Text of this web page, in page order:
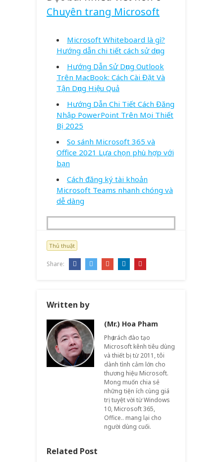
Chuyên trang Microsoft
Microsoft Whiteboard là gì?
Hướng dẫn chi tiết cách sử dụng
Hướng Dẫn Sử Dụng Outlook
Trên MacBook: Cách Cài Đặt Và
Tận Dụng Hiệu Quả
Hướng Dẫn Chi Tiết Cách Đăng
Nhập PowerPoint Trên Mọi Thiết
Bị 2025
So sánh Microsoft 365 và
Office 2021 Lựa chọn phù hợp với
bạn
Cách đăng ký tài khoản
Microsoft Teams nhanh chóng và
dễ dàng
Thủ thuật
Share:
Written by
(Mr.) Hoa Pham
Phụ trách đào tạo
Microsoft kênh tiêu dùng
và thiết bị từ 2011, tôi
dành tình cảm lớn cho
thương hiệu Microsoft.
Mong muốn chia sẻ
những tiện ích cùng giá
trị tuyệt vời từ Windows
10, Microsoft 365,
Office.. mang lại cho
người dùng cuối.
Related Post